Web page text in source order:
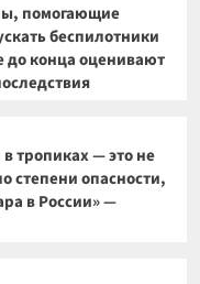
помогающие
беспилотники
до конца оценивают
тропиках — это не
степени опасности,
в России» —